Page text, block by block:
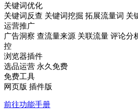
关键词优化
关键词反查 关键词挖掘 拓展流量词 关
运营推广
广告洞察 查流量来源 关联流量 评论分
控
浏览器插件
选品运营 永久免费
免费工具
网页版 插件版
前往功能手册